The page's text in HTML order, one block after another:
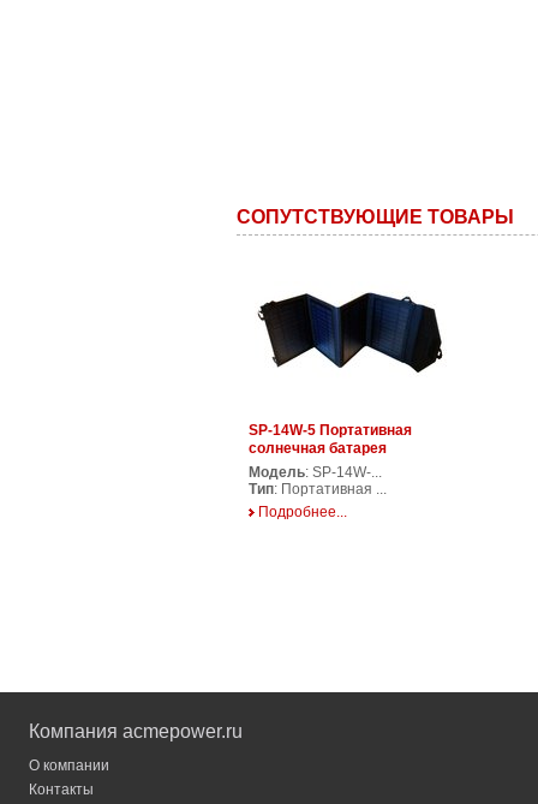
СОПУТСТВУЮЩИЕ ТОВАРЫ
SP-14W-5 Портативная
солнечная батарея
Модель: SP-14W-...
Тип: Портативная ...
Подробнее...
Компания acmepower.ru
О компании
Контакты